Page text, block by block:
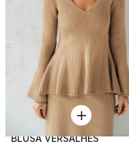
BLUSA VERSALHES